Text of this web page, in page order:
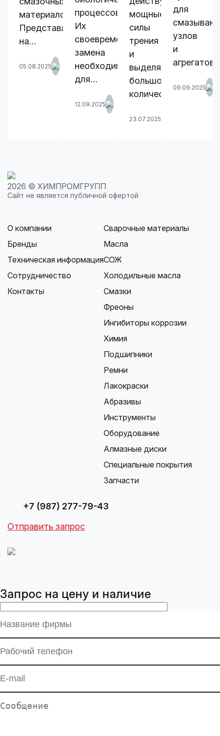
материалов.
Представленные
на…
05.08.2025
процессов.
Их
своевременная
замена
необходима
для…
12.09.2025
мощные
силы
трения
и
выделяется
большое
количество…
23.07.2025
для
узлов
и
09.09.2025
2026 © ХИМПРОМГРУПП
Сайт не является публичной офертой
О компании
Бренды
Техническая информация
Сотрудничество
Контакты
Сварочные материалы
Масла
СОЖ
Холодильные масла
Смазки
Фреоны
Ингибиторы коррозии
Химия
Подшипники
Ремни
Лакокраски
Абразивы
Инструменты
Оборудование
Алмазные диски
Специальные покрытия
Запчасти
+7 (987) 277-79-43
Отправить запрос
Запрос на цену и наличие